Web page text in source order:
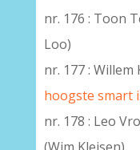
nr. 176 : Toon
Loo)
nr. 177 : Willem
hoogste smart
nr. 178 : Leo